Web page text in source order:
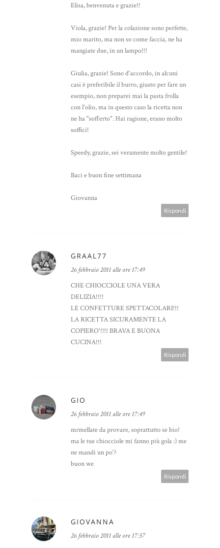
Elisa, benvenuta e grazie!!
Viola, grazie! Per la colazione sono perfette,
mio marito, ma non so come faccia, ne ha
mangiate due, in un lampo!!!
Giulia, grazie! Sono d'accordo, in alcuni
casi è preferibile il burro, giusto per fare un
esempio, non preparei mai la pasta frolla
con l'olio, ma in questo caso la ricetta non
ne ha "sofferto". Hai ragione, erano molto
soffici!
Speedy, grazie, sei veramente molto gentile!
Baci e buon fine settimana
Giovanna
Rispondi
GRAAL77
26 febbraio 2011 alle ore 17:49
CHE CHIOCCIOLE UNA VERA
DELIZIA!!!!
LE CONFETTURE SPETTACOLARI!!!
LA RICETTA SICURAMENTE LA
COPIERO'!!!! BRAVA E BUONA
CUCINA!!!
Rispondi
GIO
26 febbraio 2011 alle ore 17:49
mrmellate da provare, soprattutto se bio!
ma le tue chiocciole mi fanno più gola :) me
ne mandi un po'?
buon we
Rispondi
GIOVANNA
26 febbraio 2011 alle ore 17:57